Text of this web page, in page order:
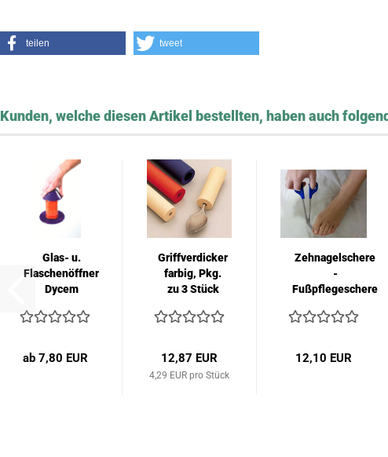
teilen tweet
Kunden, welche diesen Artikel bestellten, haben auch
Glas- u.
Flaschenöffner
Dycem
ab 7,80 EUR
Griffverdicker
farbig, Pkg.
zu 3 Stück
12,87 EUR
4,29 EUR pro Stück
Zehnagelschere
-
Fußpflegeschere
12,10 EUR